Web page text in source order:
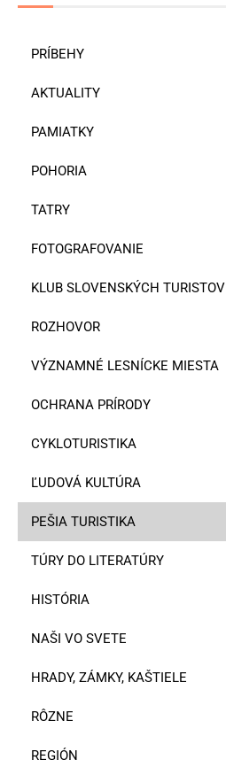
PRÍBEHY
AKTUALITY
PAMIATKY
POHORIA
TATRY
FOTOGRAFOVANIE
KLUB SLOVENSKÝCH TURISTOV
ROZHOVOR
VÝZNAMNÉ LESNÍCKE MIESTA
OCHRANA PRÍRODY
CYKLOTURISTIKA
ĽUDOVÁ KULTÚRA
PEŠIA TURISTIKA
TÚRY DO LITERATÚRY
HISTÓRIA
NAŠI VO SVETE
HRADY, ZÁMKY, KAŠTIELE
RÔZNE
REGIÓN